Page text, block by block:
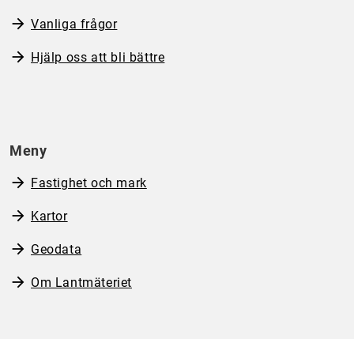
Vanliga frågor
Hjälp oss att bli bättre
Meny
Fastighet och mark
Kartor
Geodata
Om Lantmäteriet